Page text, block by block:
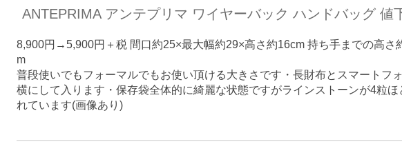
ANTEPRIMA アンテプリマ ワイヤーバック ハンドバッグ 値下
8,900円→5,900円＋税 間口約25×最大幅約29×高さ約16cm 持ち手までの高さ
m
普段使いでもフォーマルでもお使い頂ける大きさです・長財布とスマートフ
横にして入ります・保存袋全体的に綺麗な状態ですがラインストーンが4粒ほ
れています(画像あり)